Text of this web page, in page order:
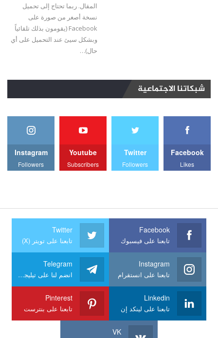
المقال. ربما تحتاج إلى تحميل
نسخة أصغر من صورة على
Facebook (يقومون بذلك تلقائياً
وبشكل سيئ عند التحميل على أي
حال)…
شبكاتنا الاجتماعية
Facebook
Likes
Twitter
Followers
Youtube
Subscribers
Instagram
Followers
Facebook
تابعنا على فيسبوك
Twitter
تابعنا على تويتر (X)
Instagram
تابعنا على انستقرام
Telegram
انضم لنا على تيليجرام
Linkedin
تابعنا على لينكد إن
Pinterest
تابعنا على بنترست
VK